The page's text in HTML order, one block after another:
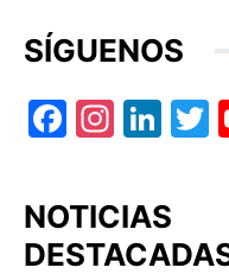
SÍGUENOS
Facebook
NOTICIAS